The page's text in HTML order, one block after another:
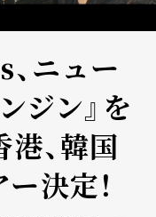
ニュー
ジン』を
港、韓国
決定！